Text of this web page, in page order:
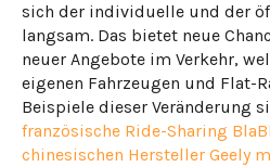
sich der individuelle und der
langsam. Das bietet neue
neuer Angebote im Verkehr,
eigenen Fahrzeugen und Flat-
Beispiele dieser Veränderung
französische Ride-Sharing
chinesischen Hersteller Geely